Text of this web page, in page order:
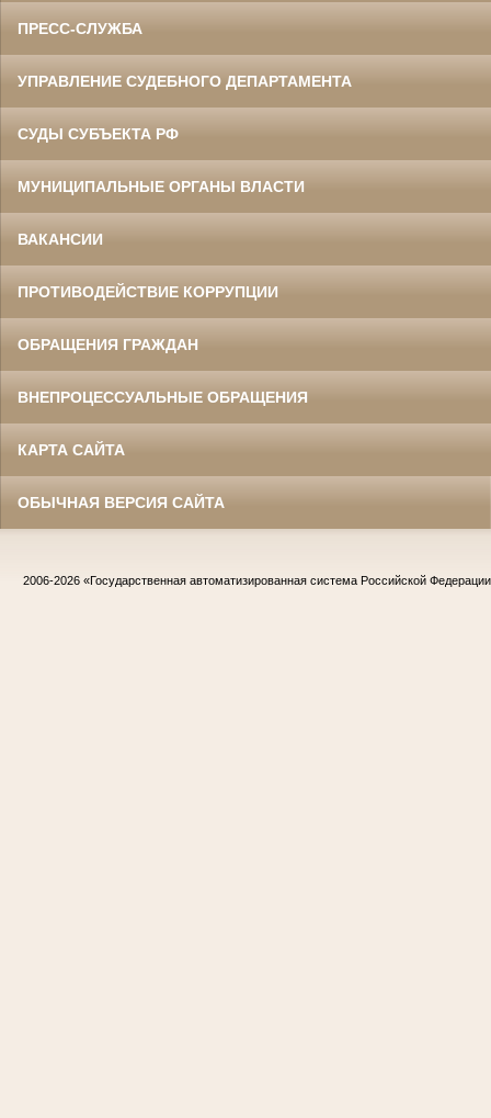
ПРЕСС-СЛУЖБА
УПРАВЛЕНИЕ СУДЕБНОГО ДЕПАРТАМЕНТА
СУДЫ СУБЪЕКТА РФ
МУНИЦИПАЛЬНЫЕ ОРГАНЫ ВЛАСТИ
ВАКАНСИИ
ПРОТИВОДЕЙСТВИЕ КОРРУПЦИИ
ОБРАЩЕНИЯ ГРАЖДАН
ВНЕПРОЦЕССУАЛЬНЫЕ ОБРАЩЕНИЯ
КАРТА САЙТА
ОБЫЧНАЯ ВЕРСИЯ САЙТА
2006-2026 «Государственная автоматизированная система Российской